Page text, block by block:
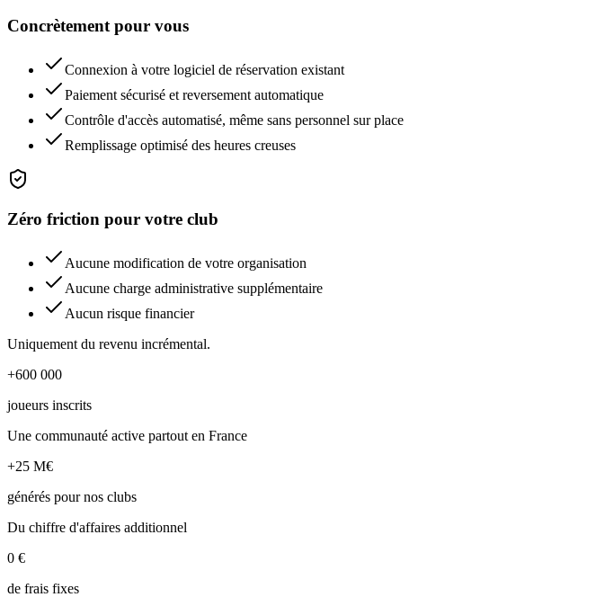
Concrètement pour vous
Connexion à votre logiciel de réservation existant
Paiement sécurisé et reversement automatique
Contrôle d'accès automatisé, même sans personnel sur place
Remplissage optimisé des heures creuses
Zéro friction pour votre club
Aucune modification de votre organisation
Aucune charge administrative supplémentaire
Aucun risque financier
Uniquement du revenu incrémental.
+600 000
joueurs inscrits
Une communauté active partout en France
+25 M€
générés pour nos clubs
Du chiffre d'affaires additionnel
0 €
de frais fixes